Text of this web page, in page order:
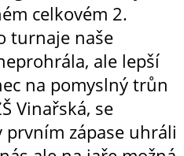
celkovém 2.
turnaje naše
ale lepší
na pomyslný trůn
Vinařská, se
zápase uhráli